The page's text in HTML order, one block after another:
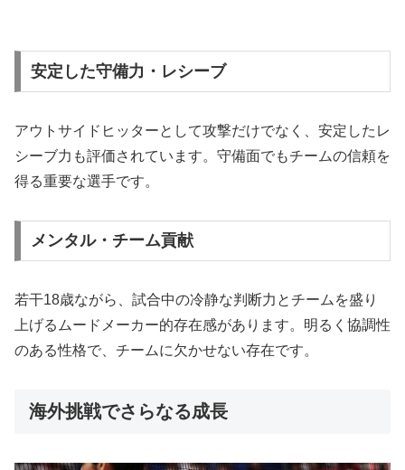
安定した守備力・レシーブ
アウトサイドヒッターとして攻撃だけでなく、安定したレ
シーブ力も評価されています。守備面でもチームの信頼を
得る重要な選手です。
メンタル・チーム貢献
若干18歳ながら、試合中の冷静な判断力とチームを盛り
上げるムードメーカー的存在感があります。明るく協調性
のある性格で、チームに欠かせない存在です。
海外挑戦でさらなる成長